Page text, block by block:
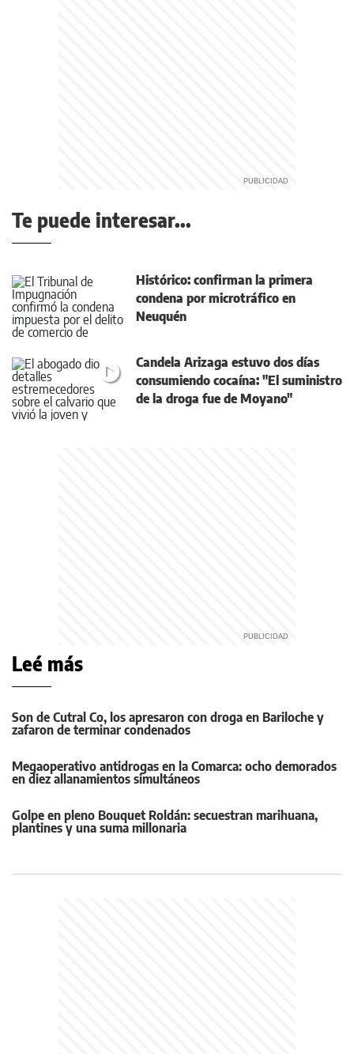
Te puede interesar...
Histórico: confirman la primera
condena por microtráfico en
Neuquén
Candela Arizaga estuvo dos días
consumiendo cocaína: "El suministro
de la droga fue de Moyano"
Leé más
Son de Cutral Co, los apresaron con droga en Bariloche y
zafaron de terminar condenados
Megaoperativo antidrogas en la Comarca: ocho demorados
en diez allanamientos simultáneos
Golpe en pleno Bouquet Roldán: secuestran marihuana,
plantines y una suma millonaria